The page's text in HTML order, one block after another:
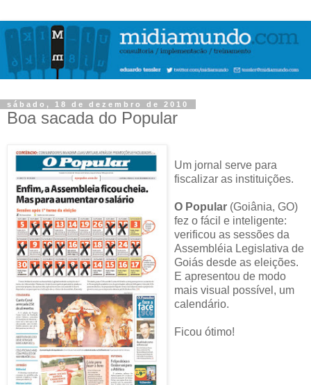
sábado, 18 de dezembro de 2010
Boa sacada do Popular
Um jornal serve para
fiscalizar as instituições.
O Popular (Goiânia, GO)
fez o fácil e inteligente:
verificou as sessões da
Assembléia Legislativa de
Goiás desde as eleições.
E apresentou de modo
mais visual possível, um
calendário.
Ficou ótimo!